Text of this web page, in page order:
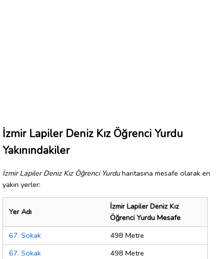
İzmir Lapiler Deniz Kız Öğrenci Yurdu
Yakınındakiler
İzmir Lapiler Deniz Kız Öğrenci Yurduharitasına mesafe olarak en
yakın yerler:
Yer Adı
İzmir Lapiler Deniz Kız
Öğrenci Yurdu Mesafe
67. Sokak
498 Metre
67. Sokak
498 Metre